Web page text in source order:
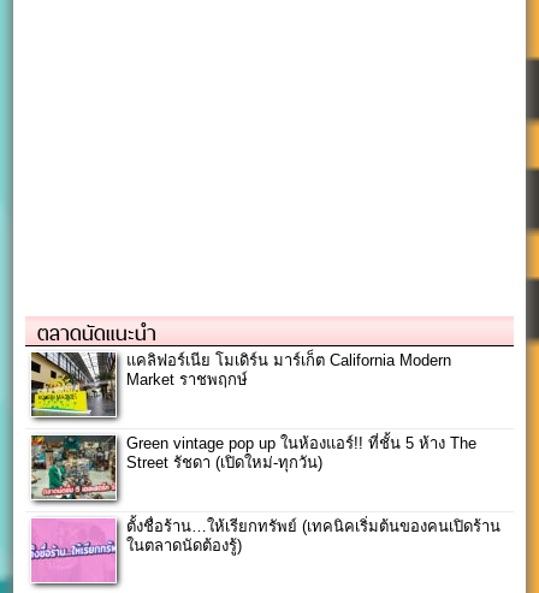
ตลาดนัดแนะนำ
แคลิฟอร์เนีย โมเดิร์น มาร์เก็ต California Modern
Market ราชพฤกษ์
Green vintage pop up ในห้องแอร์!! ที่ชั้น 5 ห้าง The
Street รัชดา (เปิดใหม่-ทุกวัน)
ตั้งชื่อร้าน…ให้เรียกทรัพย์ (เทคนิคเริ่มต้นของคนเปิดร้าน
ในตลาดนัดต้องรู้)